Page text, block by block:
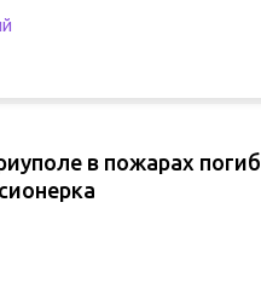
в пожарах погиб